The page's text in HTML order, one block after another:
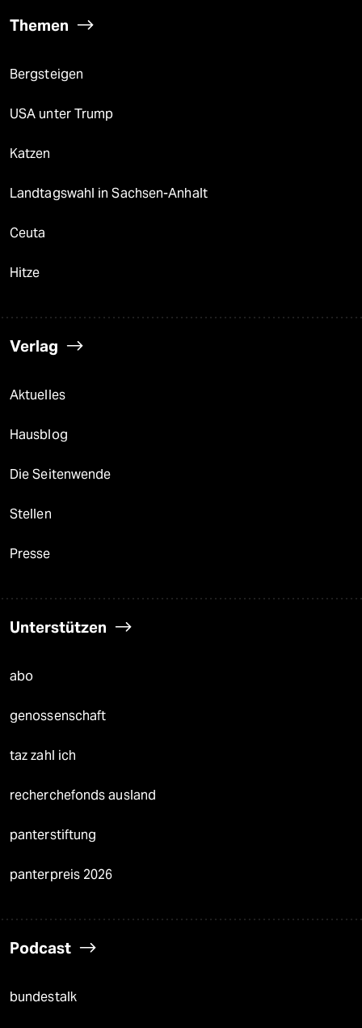
Themen
Bergsteigen
USA unter Trump
Katzen
Landtagswahl in Sachsen-Anhalt
Ceuta
Hitze
Verlag
Aktuelles
Hausblog
Die Seitenwende
Stellen
Presse
Unterstützen
abo
genossenschaft
taz zahl ich
recherchefonds ausland
panterstiftung
panterpreis 2026
Podcast
bundestalk